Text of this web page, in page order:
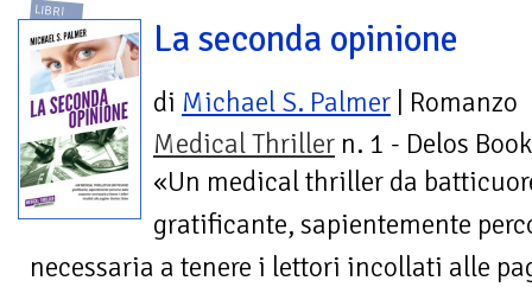
LIBRI
La seconda opinione
di Michael S. Palmer | Romanzo
Medical Thriller n. 1 - Delos
«Un medical thriller da
gratificante, sapientemente
necessaria a tenere i lettori incollati alle